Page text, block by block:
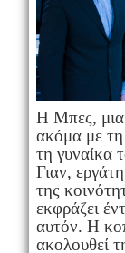
Η Μπες, μια
ακόμα με
τη γυναίκα
Γιαν,
της
εκφράζει
αυτόν. Η
ακολουθεί